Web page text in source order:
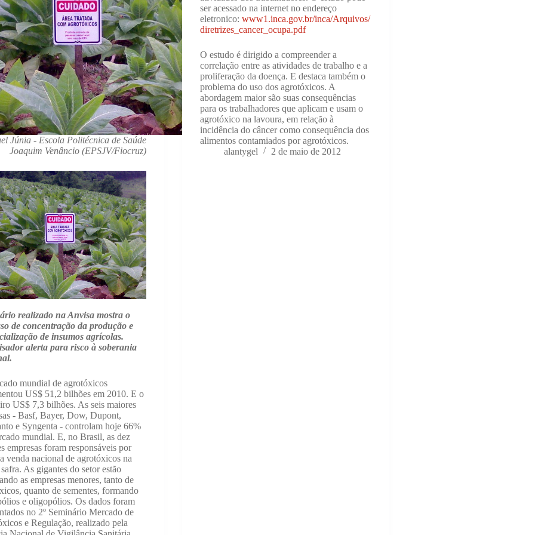
Júnia - Escola Politécnica de Saúde
Joaquim Venâncio (EPSJV/Fiocruz)
realizado na Anvisa mostra o
de concentração da produção e
de insumos agrícolas.
alerta para risco à soberania
mundial de agrotóxicos
US$ 51,2 bilhões em 2010. E o
US$ 7,3 bilhões. As seis maiores
- Basf, Bayer, Dow, Dupont,
e Syngenta - controlam hoje 66%
mundial. E, no Brasil, as dez
empresas foram responsáveis por
venda nacional de agrotóxicos na
As gigantes do setor estão
as empresas menores, tanto de
quanto de sementes, formando
e oligopólios. Os dados foram
no 2º Seminário Mercado de
e Regulação, realizado pela
ser acessado na internet no endereço
eletronico:www1.inca.gov.br/inca/Arquivos/
diretrizes_cancer_ocupa.pdf
O estudo é dirigido a compreender a
correlação entre as atividades de trabalho e a
proliferação da doença. E destaca também o
problema do uso dos agrotóxicos. A
abordagem maior são suas consequências
para os trabalhadores que aplicam e usam o
agrotóxico na lavoura, em relação à
incidência do câncer como consequência dos
alimentos contamiados por agrotóxicos.
alantygel
2 de maio de 2012